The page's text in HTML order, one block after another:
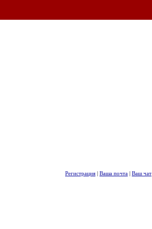
Регистрация | Ваша почта | Ваш чат